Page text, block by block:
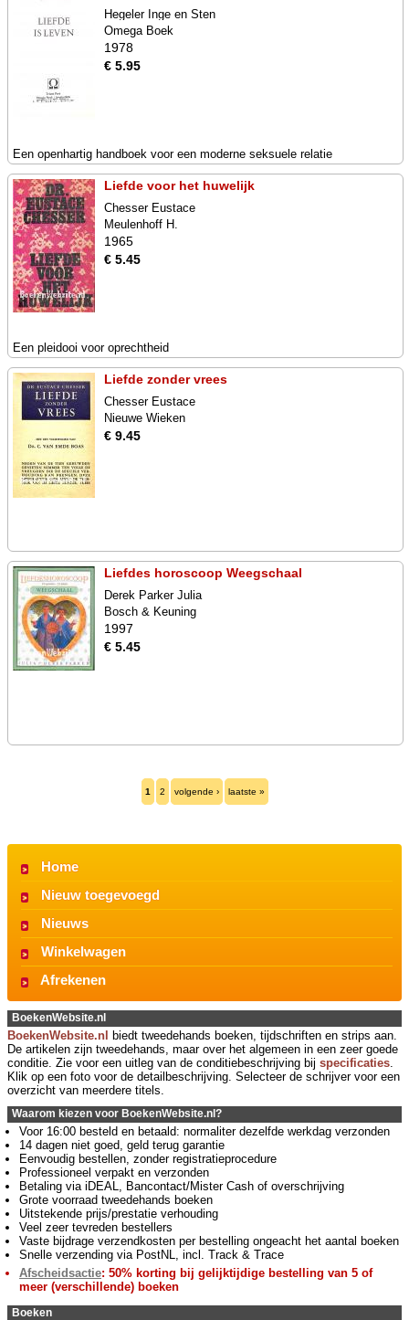
Hegeler Inge en Sten
Omega Boek
1978
€ 5.95
Een openhartig handboek voor een moderne seksuele relatie
Liefde voor het huwelijk
Chesser Eustace
Meulenhoff H.
1965
€ 5.45
Een pleidooi voor oprechtheid
Liefde zonder vrees
Chesser Eustace
Nieuwe Wieken
€ 9.45
Liefdes horoscoop Weegschaal
Derek Parker Julia
Bosch & Keuning
1997
€ 5.45
1 2 volgende › laatste »
Home
Nieuw toegevoegd
Nieuws
Winkelwagen
Afrekenen
BoekenWebsite.nl
BoekenWebsite.nl biedt tweedehands boeken, tijdschriften en strips aan.
De artikelen zijn tweedehands, maar over het algemeen in een zeer goede
conditie. Zie voor een uitleg van de conditiebeschrijving bij specificaties
Klik op een foto voor de detailbeschrijving. Selecteer de schrijver voor een
overzicht van meerdere titels.
Waarom kiezen voor BoekenWebsite.nl?
Voor 16:00 besteld en betaald: normaliter dezelfde werkdag verzonden
14 dagen niet goed, geld terug garantie
Eenvoudig bestellen, zonder registratieprocedure
Professioneel verpakt en verzonden
Betaling via iDEAL, Bancontact/Mister Cash of overschrijving
Grote voorraad tweedehands boeken
Uitstekende prijs/prestatie verhouding
Veel zeer tevreden bestellers
Vaste bijdrage verzendkosten per bestelling ongeacht het aantal boeken
Snelle verzending via PostNL, incl. Track & Trace
Afscheidsactie: 50% korting bij gelijktijdige bestelling van 5 of
meer (verschillende) boeken
Boeken